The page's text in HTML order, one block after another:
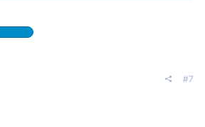
#7